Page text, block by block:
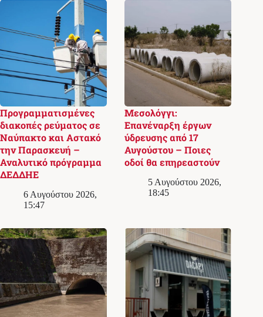
Προγραμματισμένες
διακοπές ρεύματος σε
Ναύπακτο και Αστακό
την Παρασκευή –
Αναλυτικό πρόγραμμα
ΔΕΔΔΗΕ
6 Αυγούστου 2026,
15:47
Μεσολόγγι:
Επανέναρξη έργων
ύδρευσης από 17
Αυγούστου – Ποιες
οδοί θα επηρεαστούν
5 Αυγούστου 2026,
18:45